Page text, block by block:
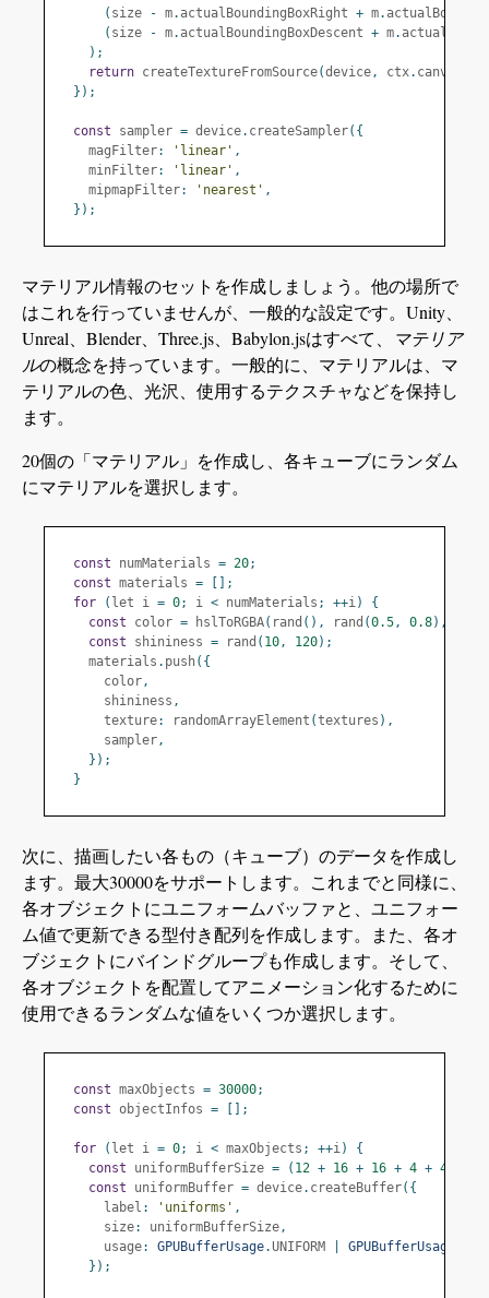
( size - m. actualBoundingBoxRight + m.
( size - m. actualBoundingBoxDescent + m.
);
return createTextureFromSource(device, ctx. canvas
});
const sampler = device. createSampler({
    magFilter
: 'linear' ,
    minFilter
: 'linear' ,
    mipmapFilter
: 'nearest' ,
});
マテリアル情報のセットを作成しましょう。他の場所で
はこれを行っていませんが、一般的な設定です。Unity、
Unreal、Blender、Three.js、Babylon.jsはすべて、
マテリア
ルの概念を持っています。一般的に、マテリアルは、マ
テリアルの色、光沢、使用するテクスチャなどを保持し
ます。
20個の「マテリアル」を作成し、各キューブにランダム
にマテリアルを選択します。
const numMaterials = 20;
const materials =
[];
for
( let i = 0; i < numMaterials ; ++i)
{
const color = hslToRGBA( rand (), rand (0.5, 0.8),
const shininess = rand ( 10, 120);
    materials
. push({
      color
,
      shininess
,
      texture
: randomArrayElement (textures ),
      sampler
,
});
}
次に、描画したい各もの（キューブ）のデータを作成し
ます。最大30000をサポートします。これまでと同様に、
各オブジェクトにユニフォームバッファと、ユニフォー
ム値で更新できる型付き配列を作成します。また、各オ
ブジェクトにバインドグループも作成します。そして、
各オブジェクトを配置してアニメーション化するために
使用できるランダムな値をいくつか選択します。
const maxObjects = 30000;
const objectInfos = [];
for ( let i = 0; i < maxObjects ; ++i)
{
const uniformBufferSize = ( 12 + 16 + 16 + 4 + 4
const uniformBuffer = device. createBuffer({
      label
: 'uniforms' ,
      size
: uniformBufferSize,
      usage
: GPUBufferUsage. UNIFORM GPUBufferUsage
});